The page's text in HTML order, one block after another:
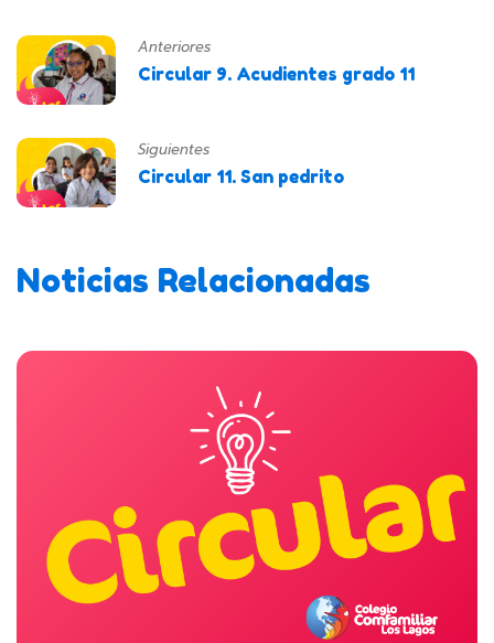
Anteriores
Circular 9. Acudientes grado 11
Siguientes
Circular 11. San pedrito
Noticias Relacionadas